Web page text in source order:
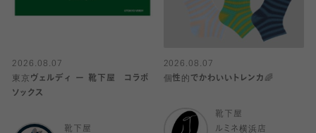
2026.08.07
東京ヴェルディ ー 靴下屋 コラボ
ソックス
靴下屋
2026.08.07
個性的でかわいいトレンカ🌈
靴下屋
ルミネ横浜店